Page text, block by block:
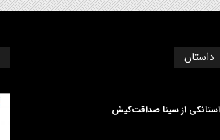
داستان
از سینا صداقت‌کیش